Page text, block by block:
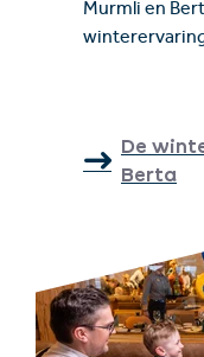
Murmli en
De
Berta